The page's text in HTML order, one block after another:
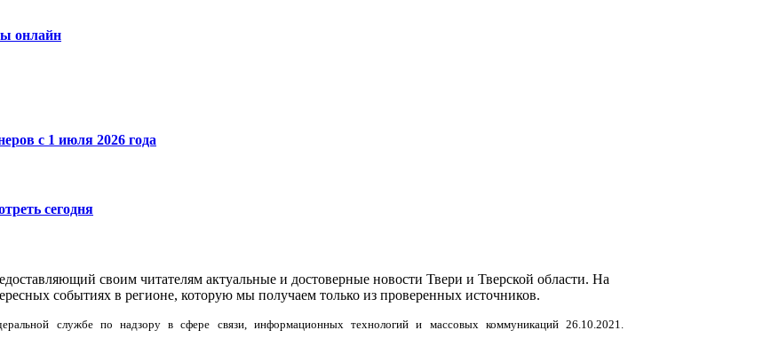
онлайн
с 1 июля 2026 года
сегодня
своим читателям актуальные и достоверные новости Твери и Тверской области. На
событиях в регионе, которую мы получаем только из проверенных источников.
службе по надзору в сфере связи, информационных технологий и массовых коммуникаций 26.10.2021.